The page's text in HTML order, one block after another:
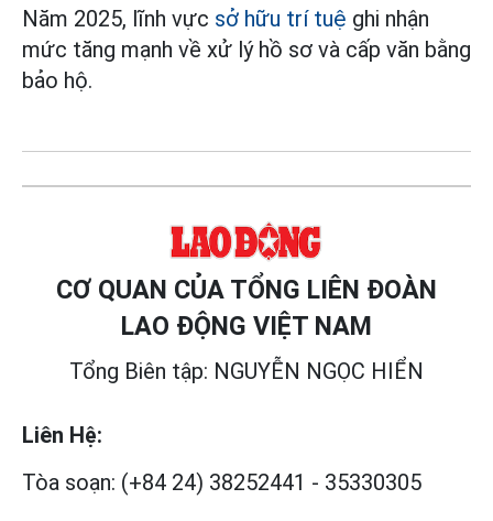
Năm 2025, lĩnh vực sở hữu trí tuệ ghi nhận
mức tăng mạnh về xử lý hồ sơ và cấp văn bằng
bảo hộ.
CƠ QUAN CỦA TỔNG LIÊN ĐOÀN
LAO ĐỘNG VIỆT NAM
Tổng Biên tập: NGUYỄN NGỌC HIỂN
Liên Hệ:
Tòa soạn: (+84 24) 38252441 - 35330305